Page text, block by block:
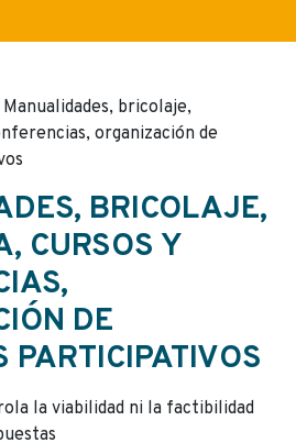
Manualidades, bricolaje,
organización de
BRICOLAJE,
CURSOS Y
DE
PARTICIPATIVOS
la viabilidad ni la factibilidad